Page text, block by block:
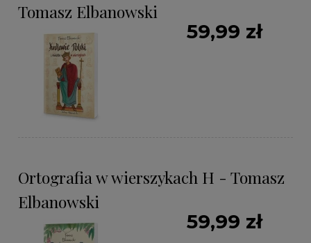
Tomasz Elbanowski
59,99 zł
Ortografia w wierszykach H - Tomasz
Elbanowski
59,99 zł